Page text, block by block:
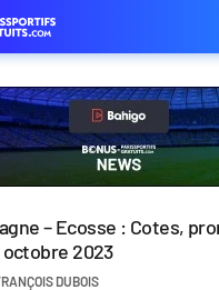
– Ecosse : Cotes,
octobre 2023
DUBOIS